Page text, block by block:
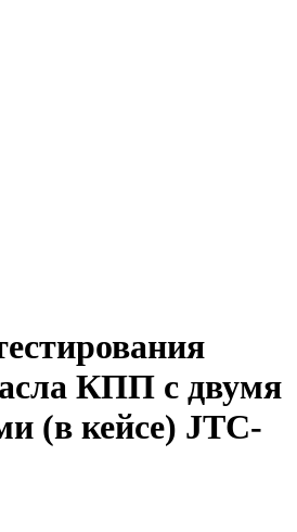
КПП с двумя
(в кейсе) JTC-